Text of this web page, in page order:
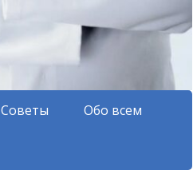
Советы Обо всем